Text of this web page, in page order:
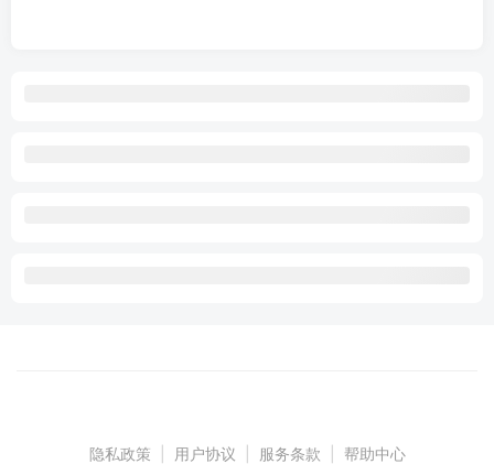
隐私政策 用户协议 服务条款 帮助中心